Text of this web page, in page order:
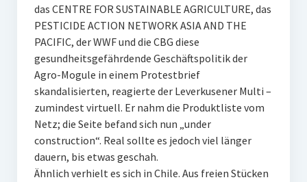
das CENTRE FOR SUSTAINABLE AGRICULTURE, das
PESTICIDE ACTION NETWORK ASIA AND THE
PACIFIC, der WWF und die CBG diese
gesundheitsgefährdende Geschäftspolitik der
Agro-Mogule in einem Protestbrief
skandalisierten, reagierte der Leverkusener Multi –
zumindest virtuell. Er nahm die Produktliste vom
Netz; die Seite befand sich nun „under
construction“. Real sollte es jedoch viel länger
dauern, bis etwas geschah.
Ähnlich verhielt es sich in Chile. Aus freien Stücken